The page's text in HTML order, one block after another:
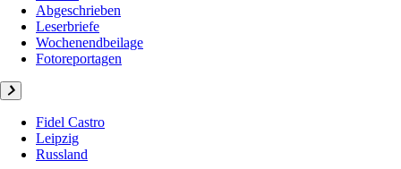
Abgeschrieben
Leserbriefe
Wochenendbeilage
Fotoreportagen
Fidel Castro
Leipzig
Russland